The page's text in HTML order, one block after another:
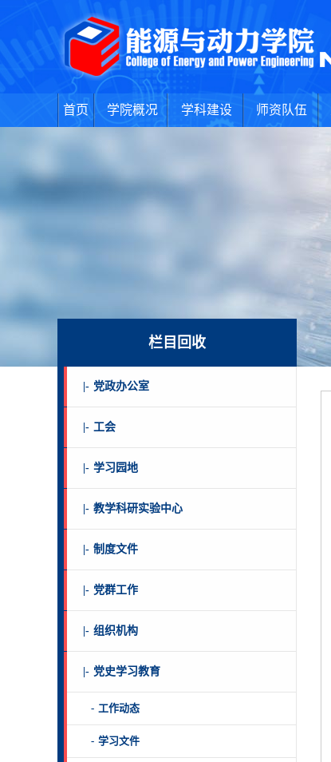
首页 学院概况 学科建设 师资队伍
栏目回收
|- 党政办公室
|- 工会
|- 学习园地
|- 教学科研实验中心
|- 制度文件
|- 党群工作
|- 组织机构
|- 党史学习教育
- 工作动态
- 学习文件